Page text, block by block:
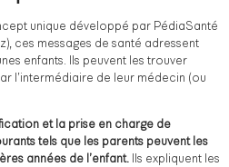
unique développé par PédiaSanté
ces messages de santé adressent
enfants. Ils peuvent les trouver
l’intermédiaire de leur médecin (ou
et la prise en charge de
tels que les parents peuvent les
années de l’enfant. Ils expliquent les